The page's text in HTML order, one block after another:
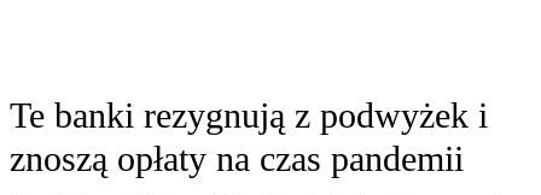
Te banki rezygnują z podwyżek i
znoszą opłaty na czas pandemii